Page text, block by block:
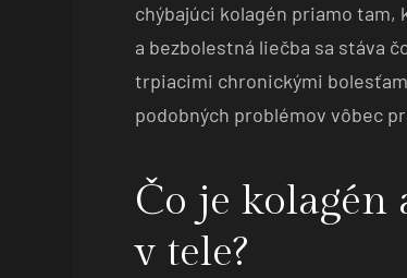
chýbajúci kolagén priamo tam,
a bezbolestná liečba sa stáva
trpiacimi chronickými
podobných problémov vôbec
Čo je
v tele?